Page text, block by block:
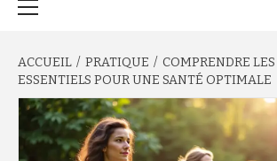
ACCUEIL PRATIQUE
COMPRENDRE
ESSENTIELS POUR UNE SANTÉ OPTIMALE